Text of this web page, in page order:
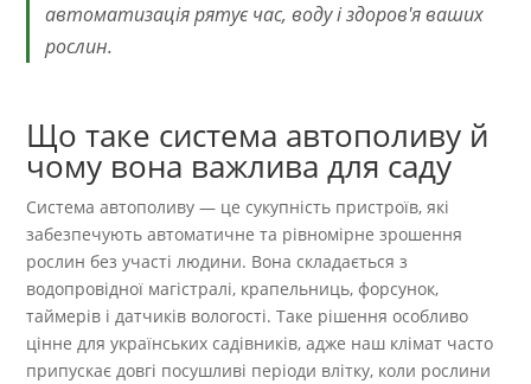
автоматизація рятує час, воду і здоров'я ваших
рослин.
Що таке система автополиву й
чому вона важлива для саду
Система автополиву — це сукупність пристроїв, які
забезпечують автоматичне та рівномірне зрошення
рослин без участі людини. Вона складається з
водопровідної магістралі, крапельниць, форсунок,
таймерів і датчиків вологості. Таке рішення особливо
цінне для українських садівників, адже наш клімат часто
припускає довгі посушливі періоди влітку, коли рослини